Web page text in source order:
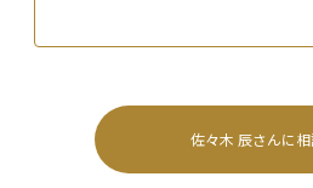
佐々木 辰さんに相